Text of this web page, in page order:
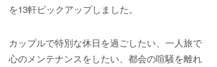
を13軒ピックアップしました。
カップルで特別な休日を過ごしたい、一人旅で
心のメンテナンスをしたい、都会の喧騒を離れ